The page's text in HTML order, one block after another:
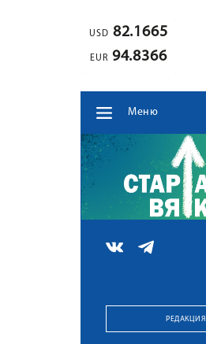
USD 82.1665
EUR 94.8366
Меню
РЕДАКЦИЯ